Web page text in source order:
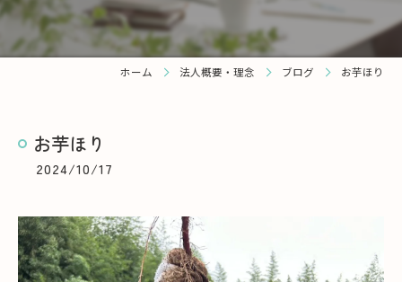
ホーム 法人概要・理念 ブログ お芋ほり
お芋ほり
2024/10/17